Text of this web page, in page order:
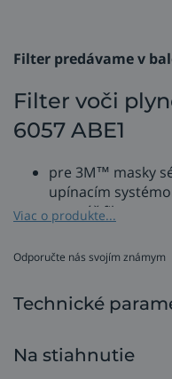
Filter predávame v
Filter voči
6057 ABE1
pre 3M™ masky
upínacím
montáž filtrov
varu > 65° a
),
nízky odpor pri
filter je možné
(5911, 5925,
Viac o produkte...
Odporučte nás svojím známym
Technické
Na stiahnutie